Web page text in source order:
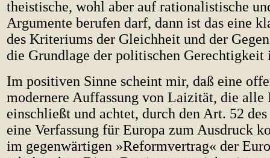
theistische, wohl aber auf rationalistische
Argumente berufen darf, dann ist das eine
des Kriteriums der Gleichheit und der
die Grundlage der politischen Gerechtigkeit
Im positiven Sinne scheint mir, daß eine
modernere Auffassung von Laizität, die alle
einschließt und achtet, durch den Art. 52
eine Verfassung für Europa zum Ausdruck
im gegenwärtigen »Reformvertrag« der